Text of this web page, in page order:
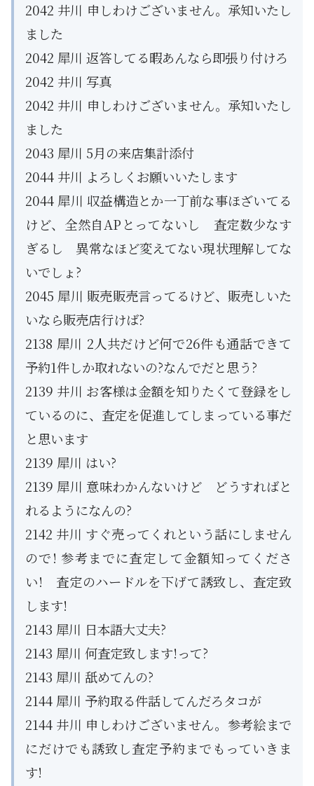
2042 井川 申しわけございません。承知いたし
ました
2042 犀川 返答してる暇あんなら即張り付けろ
2042 井川 写真
2042 井川 申しわけございません。承知いたし
ました
2043 犀川 5月の来店集計添付
2044 井川 よろしくお願いいたします
2044 犀川 収益構造とか一丁前な事ほざいてる
けど、全然自APとってないし 査定数少なす
ぎるし 異常なほど変えてない現状理解してな
いでしょ?
2045 犀川 販売販売言ってるけど、販売しいた
いなら販売店行けば?
2138 犀川 2人共だけど何で26件も通話できて
予約1件しか取れないの?なんでだと思う?
2139 井川 お客様は金額を知りたくて登録をし
ているのに、査定を促進してしまっている事だ
と思います
2139 犀川 はい?
2139 犀川 意味わかんないけど どうすればと
れるようになんの?
2142 井川 すぐ売ってくれという話にしません
ので! 参考までに査定して金額知ってくださ
い! 査定のハードルを下げて誘致し、査定致
します!
2143 犀川 日本語大丈夫?
2143 犀川 何査定致します!って?
2143 犀川 舐めてんの?
2144 犀川 予約取る件話してんだろタコが
2144 井川 申しわけございません。参考絵まで
にだけでも誘致し査定予約までもっていきま
す!